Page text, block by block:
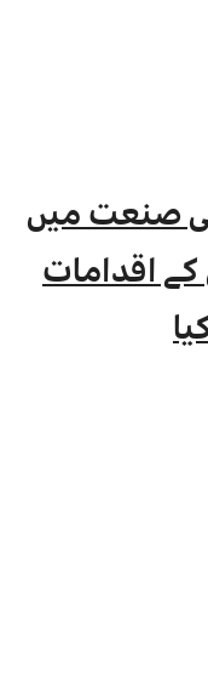
صنعت میں
اقدامات